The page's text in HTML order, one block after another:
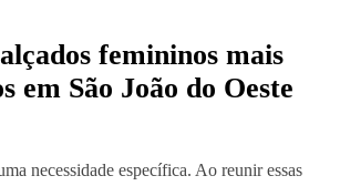
femininos mais
em São João do Oeste
necessidade específica. Ao reunir essas